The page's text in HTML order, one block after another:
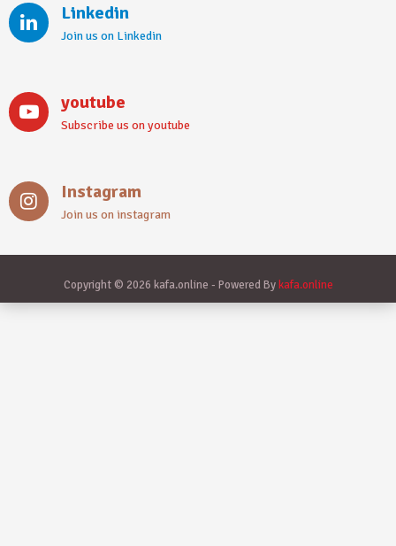
Linkedin
Join us on Linkedin
youtube
Subscribe us on youtube
Instagram
Join us on instagram
Copyright © 2026 kafa.online - Powered By kafa.online